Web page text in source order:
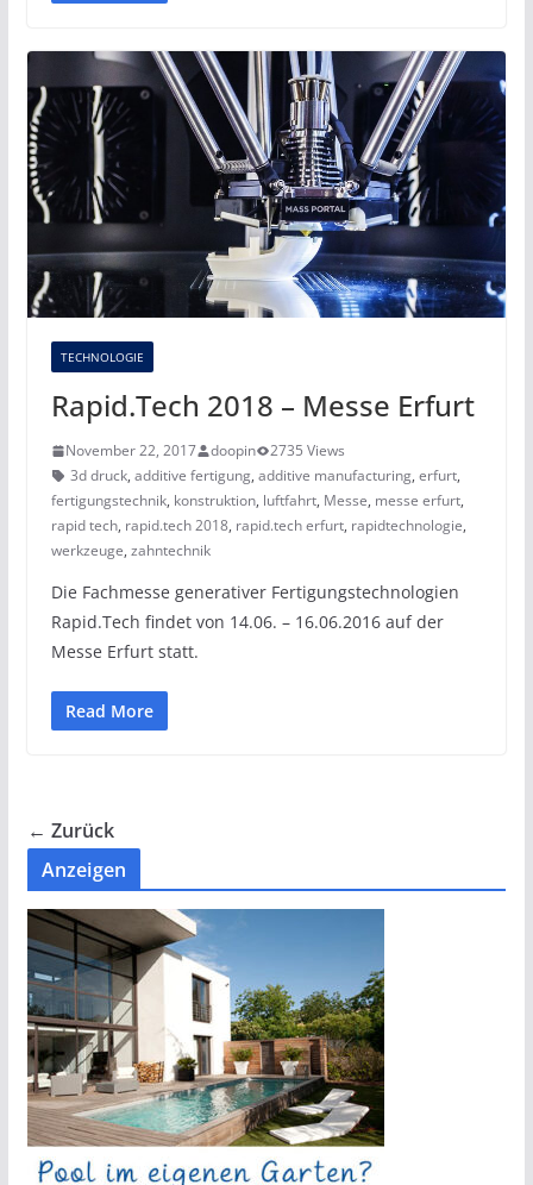
TECHNOLOGIE
Rapid.Tech 2018 – Messe Erfurt
November 22, 2017 doopin
2735 Views
3d druck, additive fertigung, additive manufacturing, erfurt,
fertigungstechnik, konstruktion, luftfahrt, Messe, messe erfurt,
rapid tech, rapid.tech 2018, rapid.tech erfurt, rapidtechnologie,
werkzeuge, zahntechnik
Die Fachmesse generativer Fertigungstechnologien
Rapid.Tech findet von 14.06. – 16.06.2016 auf der
Messe Erfurt statt.
Read More
← Zurück
Anzeigen